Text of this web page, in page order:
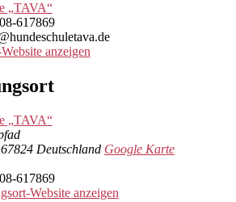
„TAVA“
617869
anzeigen
„TAVA“
67824 Deutschland Google Karte
617869
Website anzeigen